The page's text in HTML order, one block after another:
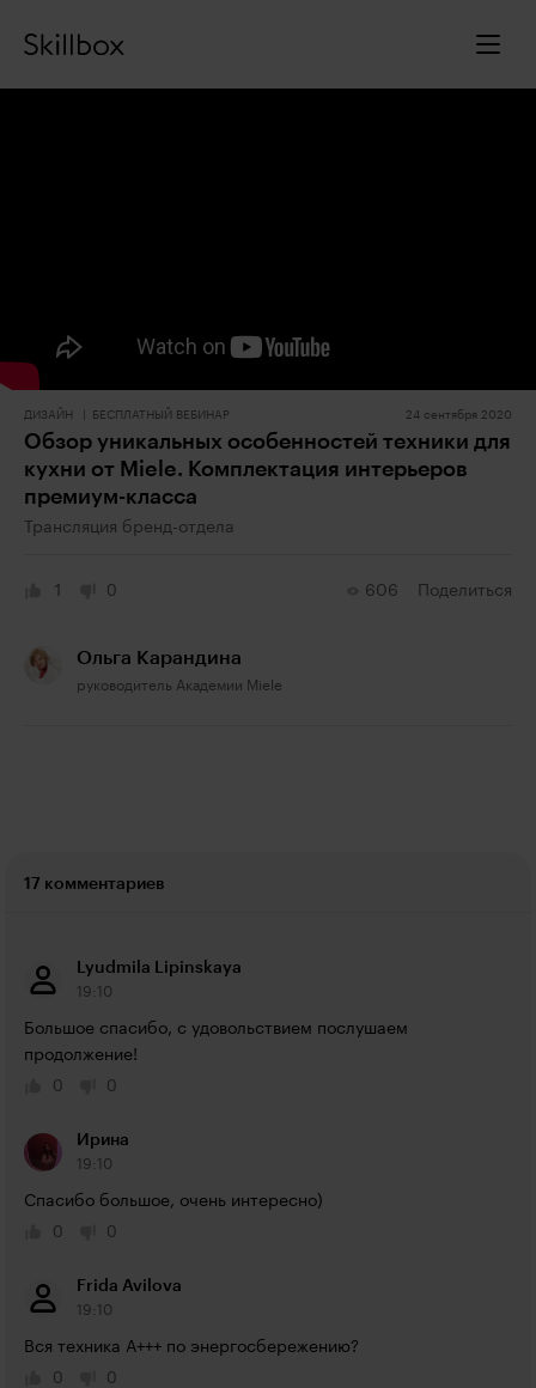
ДИЗАЙН БЕСПЛАТНЫЙ ВЕБИНАР 24 сентября 2020
Обзор уникальных особенностей техники для
кухни от Miele. Комплектация интерьеров
премиум-класса
Трансляция бренд-отдела
1 0 606 Поделиться
Ольга Карандина
руководитель Академии Miele
17 комментариев
Lyudmila Lipinskaya
19:10
Большое спасибо, с удовольствием послушаем
продолжение!
0
0
Ирина
19:10
Спасибо большое, очень интересно)
0
0
Frida Avilova
19:10
Вся техника А+++ по энергосбережению?
0
0